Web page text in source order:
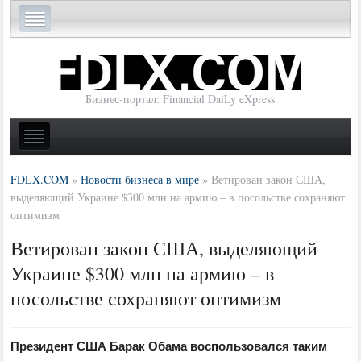
Бизнес-портал: Financial DaiLy eXpress
FDLX.COM »Новости бизнеса в мире »Ветирован закон США,
выделяющий Украине $300 млн на армию – в посольстве сохраняют
оптимизм
Ветирован закон США, выделяющий
Украине $300 млн на армию – в
посольстве сохраняют оптимизм
Президент США Барак Обама воспользовался таким